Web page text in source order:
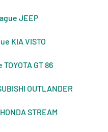
JEEP
KIA VISTO
GT 86
OUTLANDER
STREAM